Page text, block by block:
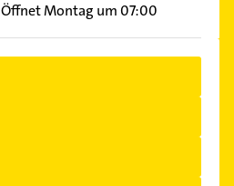
Öffnet Montag um 07:00